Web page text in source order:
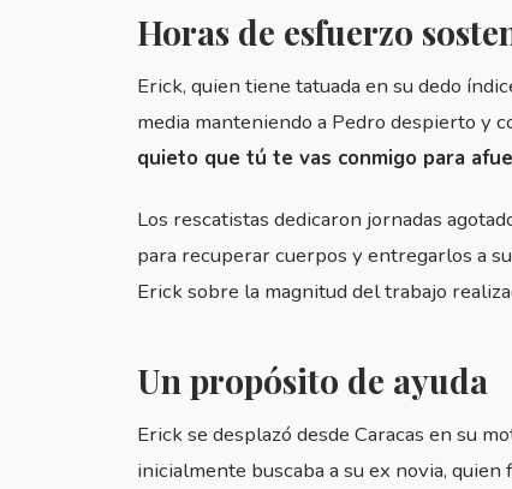
Horas de esfuerzo
Erick, quien tiene tatuada en su dedo
media manteniendo a Pedro despierto y
quieto que tú te vas conmigo para
Los rescatistas dedicaron jornadas
para recuperar cuerpos y entregarlos a
Erick sobre la magnitud del trabajo
Un propósito de ayuda
Erick se desplazó desde Caracas en su
inicialmente buscaba a su ex novia,